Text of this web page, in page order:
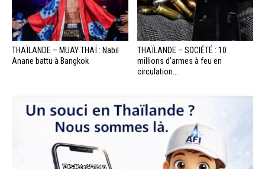
THAÏLANDE – MUAY THAÏ : Nabil
Anane battu à Bangkok
THAÏLANDE – SOCIÉTÉ : 10
millions d’armes à feu en
circulation...